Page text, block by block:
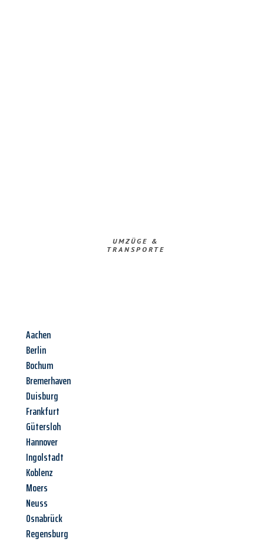
UMZÜGE &
TRANSPORTE
Aachen
Berlin
Bochum
Bremerhaven
Duisburg
Frankfurt
Gütersloh
Hannover
Ingolstadt
Koblenz
Moers
Neuss
Osnabrück
Regensburg